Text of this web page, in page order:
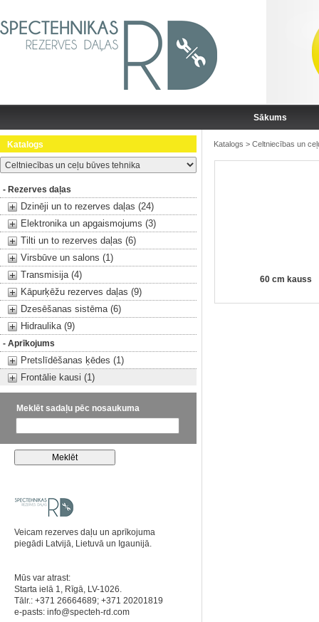
Sākums
Katalogs
- Rezerves daļas
Dzinēji un to rezerves daļas (24)
Elektronika un apgaismojums (3)
Tilti un to rezerves daļas (6)
Virsbūve un salons (1)
Transmisija (4)
Kāpurķēžu rezerves daļas (9)
Dzesēšanas sistēma (6)
Hidraulika (9)
- Aprīkojums
Pretslīdēšanas ķēdes (1)
Frontālie kausi (1)
Meklēt sadaļu pēc nosaukuma
Veicam rezerves daļu un aprīkojuma
piegādi Latvijā, Lietuvā un Igaunijā.
Mūs var atrast:
Starta ielā 1, Rīgā, LV-1026.
Tālr.: +371 26664689; +371 20201819
e-pasts: info@specteh-rd.com
Katalogs > Celtniecības un
60 cm kauss